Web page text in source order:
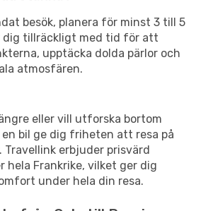
besök, planera för minst 3 till 5
dig tillräckligt med tid för att
upptäcka dolda pärlor och
atmosfären.
eller vill utforska bortom
bil ge dig friheten att resa på
Travellink erbjuder prisvärd
hela Frankrike, vilket ger dig
under hela din resa.